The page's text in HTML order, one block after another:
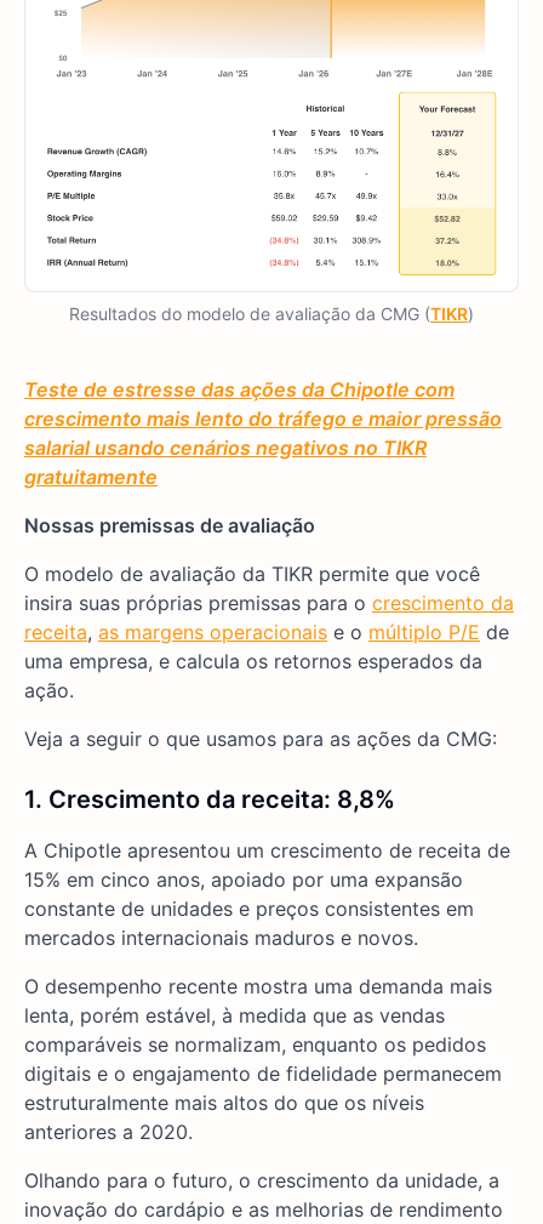
Resultados do modelo de avaliação da CMG (TIKR)
Teste de estresse das ações da Chipotle com
crescimento mais lento do tráfego e maior pressão
salarial usando cenários negativos no TIKR
gratuitamente
Nossas premissas de avaliação
O modelo de avaliação da TIKR permite que você
insira suas próprias premissas para o crescimento da
receita, as margens operacionais e o múltiplo P/E de
uma empresa, e calcula os retornos esperados da
ação.
Veja a seguir o que usamos para as ações da CMG:
1. Crescimento da receita: 8,8%
A Chipotle apresentou um crescimento de receita de
15% em cinco anos, apoiado por uma expansão
constante de unidades e preços consistentes em
mercados internacionais maduros e novos.
O desempenho recente mostra uma demanda mais
lenta, porém estável, à medida que as vendas
comparáveis se normalizam, enquanto os pedidos
digitais e o engajamento de fidelidade permanecem
estruturalmente mais altos do que os níveis
anteriores a 2020.
Olhando para o futuro, o crescimento da unidade, a
inovação do cardápio e as melhorias de rendimento